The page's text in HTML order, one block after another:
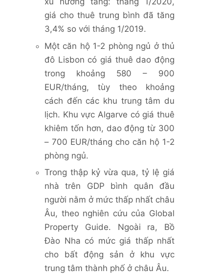
giá cho thuê trung bình đã tăng
3,4% so với tháng 1/2019.
Một căn hộ 1-2 phòng ngủ ở thủ
đô Lisbon có giá thuê dao động
trong khoảng 580 – 900
EUR/tháng, tùy theo khoảng
cách đến các khu trung tâm du
lịch. Khu vực Algarve có giá thuê
khiêm tốn hơn, dao động từ 300
– 700 EUR/tháng cho căn hộ 1-2
phòng ngủ.
Trong thập kỷ vừa qua, tỷ lệ giá
nhà trên GDP bình quân đầu
người nằm ở mức thấp nhất châu
Âu, theo nghiên cứu của Global
Property Guide. Ngoài ra, Bồ
Đào Nha có mức giá thấp nhất
cho bất động sản ở khu vực
trung tâm thành phố ở châu Âu.